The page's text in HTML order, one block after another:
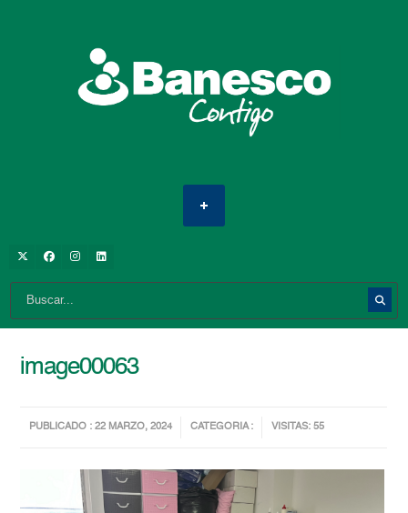
image00063
PUBLICADO : 22 MARZO, 2024 CATEGORIA : VISITAS: 55